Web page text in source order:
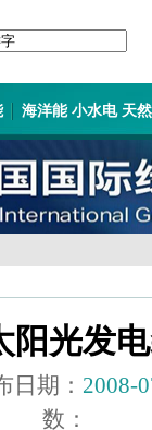
海洋能 小水电 天
阳光发
日期： 2008-
数：